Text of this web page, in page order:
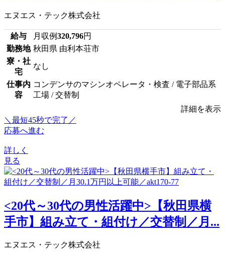
エヌエス・テック株式会社
給与 月収例320,796円
勤務地 秋田県 由利本荘市
寮・社
宅
なし
仕事内
容
コンデンサのマシンオペレータ・検査 / 電子部品系
工場 / 交替制
詳細を表示
＼最短45秒で完了／
応募へ進む
詳しく
見る
<20代～30代の男性活躍中>【秋田県横
手市】組み立て・組付け／交替制／月...
エヌエス・テック株式会社